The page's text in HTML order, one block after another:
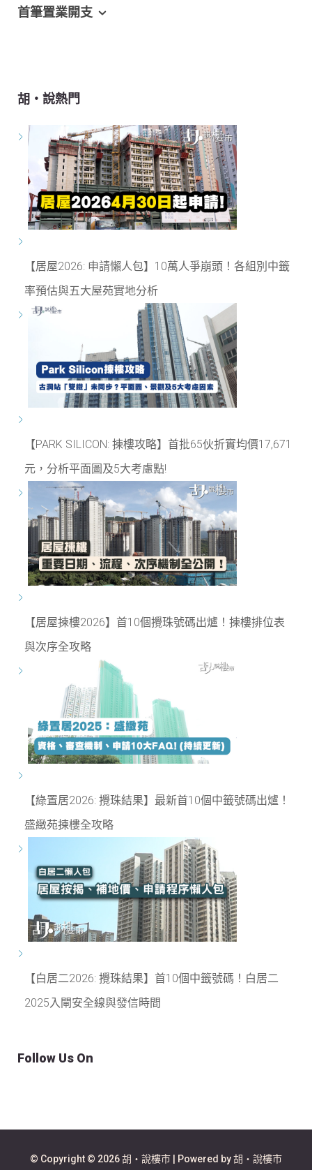
首筆置業開支
胡‧說熱門
【居屋2026: 申請懶人包】10萬人爭崩頭！各組別中籤
率預估與五大屋苑實地分析
【PARK SILICON: 揀樓攻略】首批65伙折實均價17,671
元，分析平面圖及5大考慮點!
【居屋揀樓2026】首10個攪珠號碼出爐！揀樓排位表
與次序全攻略
【綠置居2026: 攪珠結果】最新首10個中籤號碼出爐！
盛緻苑揀樓全攻略
【白居二2026: 攪珠結果】首10個中籤號碼！白居二
2025入閘安全線與發信時間
Follow Us On
© Copyright © 2026 胡‧說樓市 | Powered by 胡‧說樓市